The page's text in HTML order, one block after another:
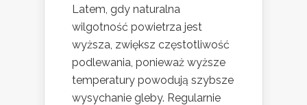
Latem, gdy naturalna
wilgotność powietrza jest
wyższa, zwiększ częstotliwość
podlewania, ponieważ wyższe
temperatury powodują szybsze
wysychanie gleby. Regularnie